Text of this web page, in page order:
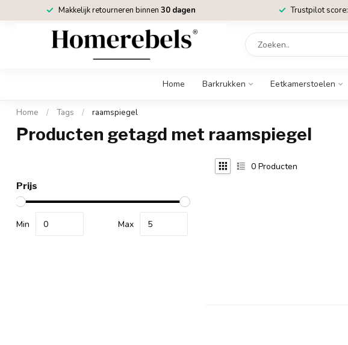
Makkelijk retourneren binnen 30 dagen Trustpilot score:
Home Barkrukken Eetkamerstoelen
Home / Tags / raamspiegel
Producten getagd met raamspiegel
Prijs
Min Max
0 Producten